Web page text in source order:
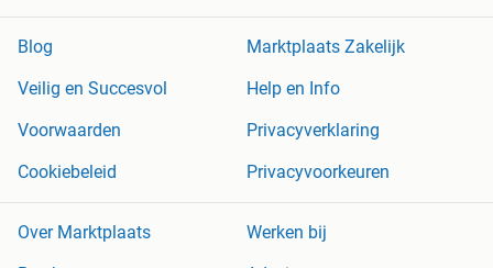
Blog
Marktplaats Zakelijk
Veilig en Succesvol
Help en Info
Voorwaarden
Privacyverklaring
Cookiebeleid
Privacyvoorkeuren
Over Marktplaats
Werken bij